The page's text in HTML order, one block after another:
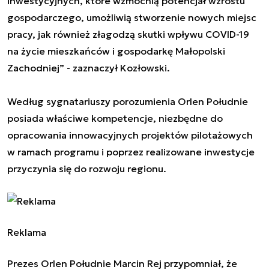
gospodarczego, umożliwią stworzenie nowych miejsc
pracy, jak również złagodzą skutki wpływu COVID-19
na życie mieszkańców i gospodarkę Małopolski
Zachodniej” - zaznaczył Kozłowski.
Według sygnatariuszy porozumienia Orlen Południe
posiada właściwe kompetencje, niezbędne do
opracowania innowacyjnych projektów pilotażowych
w ramach programu i poprzez realizowane inwestycje
przyczynia się do rozwoju regionu.
Reklama
Prezes Orlen Południe Marcin Rej przypomniał, że